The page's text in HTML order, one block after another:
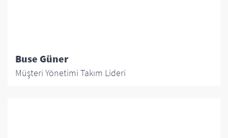
Buse Güner
Müşteri Yönetimi Takım Lideri